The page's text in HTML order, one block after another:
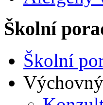
Školní
Školní